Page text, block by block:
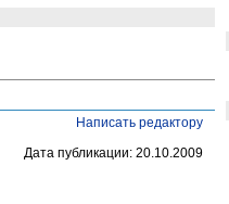
Написать редактору
Дата публикации: 20.10.2009